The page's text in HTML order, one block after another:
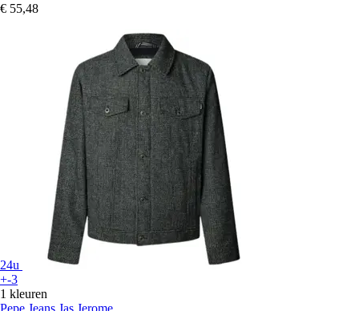
€ 55,48
24u
+-3
1 kleuren
Pepe Jeans Jas Jerome